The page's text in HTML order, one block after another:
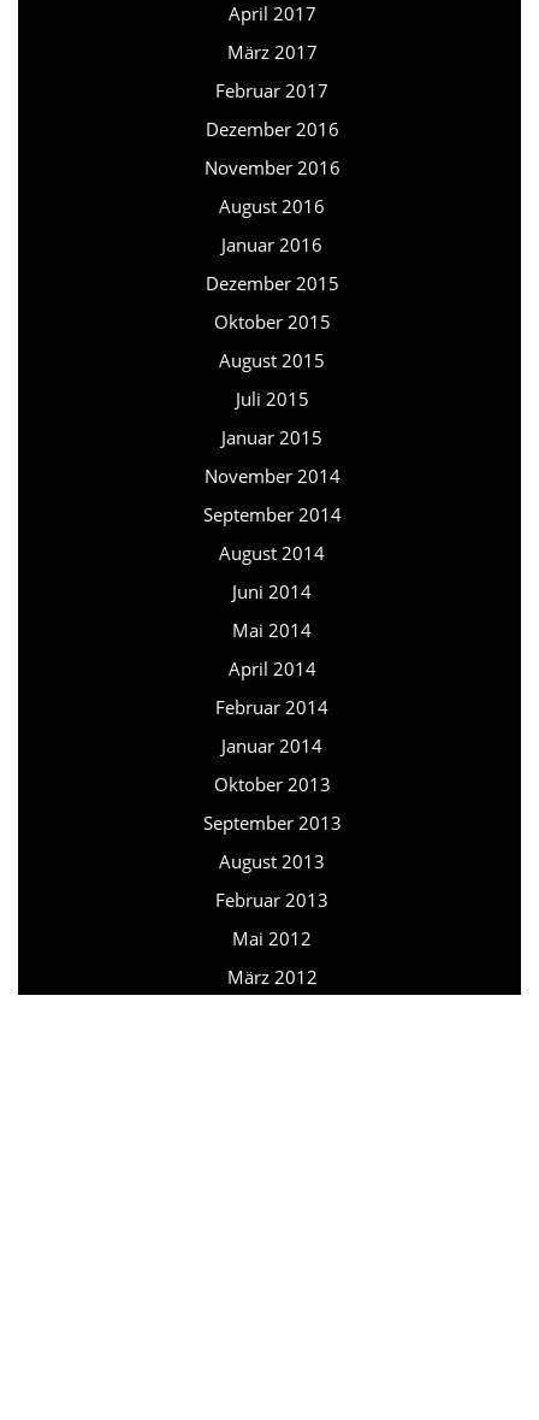
April 2017
März 2017
Februar 2017
Dezember 2016
November 2016
August 2016
Januar 2016
Dezember 2015
Oktober 2015
August 2015
Juli 2015
Januar 2015
November 2014
September 2014
August 2014
Juni 2014
Mai 2014
April 2014
Februar 2014
Januar 2014
Oktober 2013
September 2013
August 2013
Februar 2013
Mai 2012
März 2012